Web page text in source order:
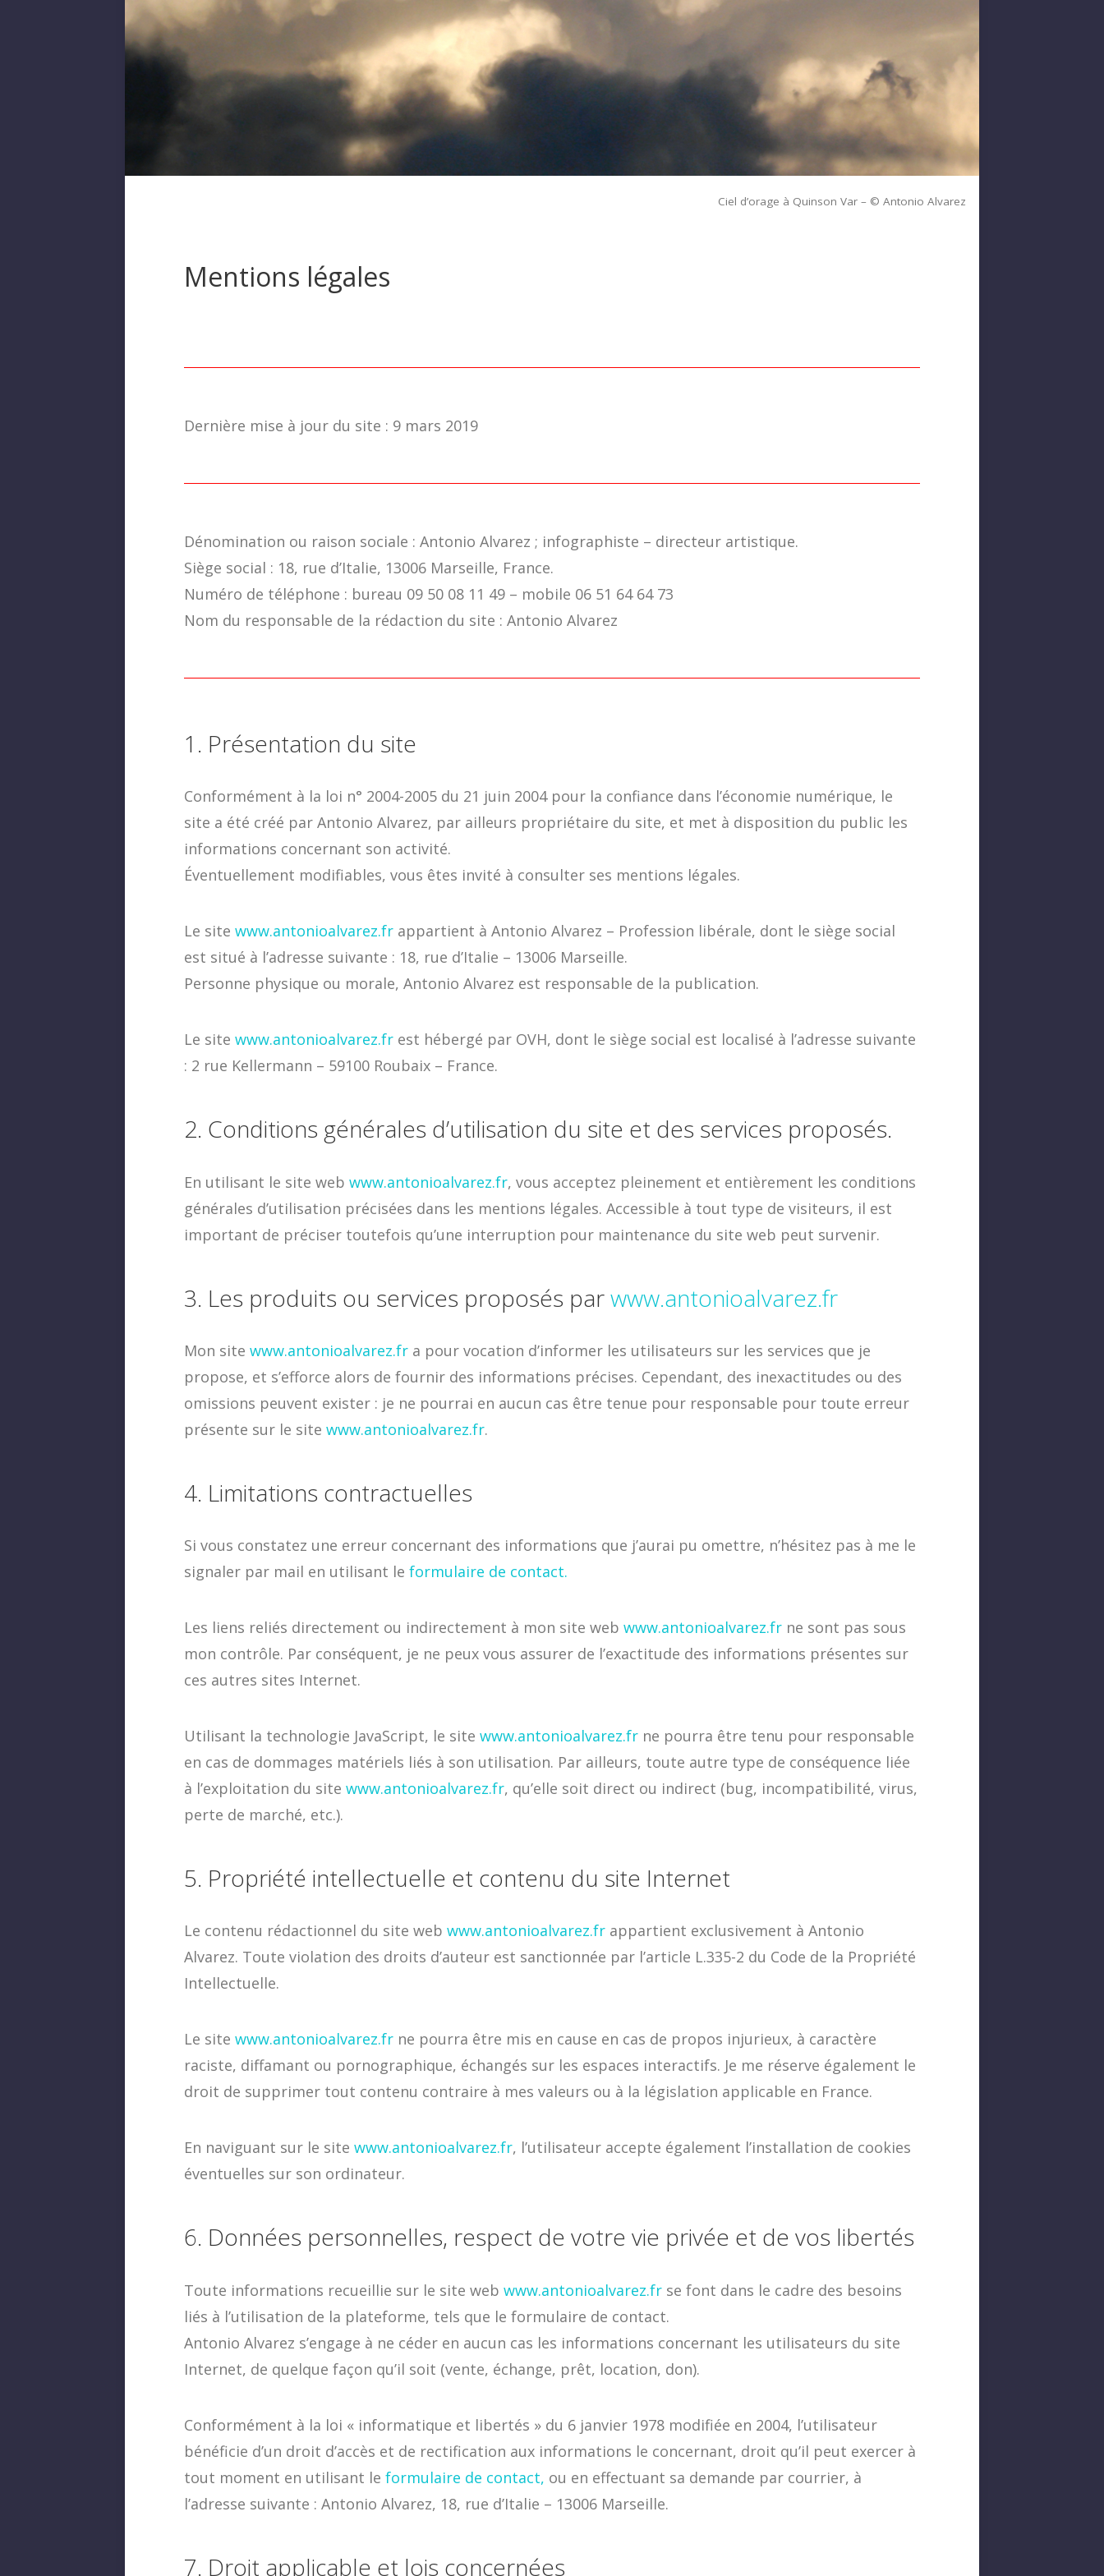
Ciel d’orage à Quinson Var – © Antonio Alvarez
Mentions légales
Dernière mise à jour du site : 9 mars 2019
Dénomination ou raison sociale : Antonio Alvarez ; infographiste – directeur artistique.
Siège social : 18, rue d’Italie, 13006 Marseille, France.
Numéro de téléphone : bureau 09 50 08 11 49 – mobile 06 51 64 64 73
Nom du responsable de la rédaction du site : Antonio Alvarez
1. Présentation du site
Conformément à la loi n° 2004-2005 du 21 juin 2004 pour la confiance dans l’économie numérique, le
site a été créé par Antonio Alvarez, par ailleurs propriétaire du site, et met à disposition du public les
informations concernant son activité.
Éventuellement modifiables, vous êtes invité à consulter ses mentions légales.
Le site www.antonioalvarez.fr appartient à Antonio Alvarez – Profession libérale, dont le siège social
est situé à l’adresse suivante : 18, rue d’Italie – 13006 Marseille.
Personne physique ou morale, Antonio Alvarez est responsable de la publication.
Le site www.antonioalvarez.fr est hébergé par OVH, dont le siège social est localisé à l’adresse suivante
: 2 rue Kellermann – 59100 Roubaix – France.
2. Conditions générales d’utilisation du site et des services proposés.
En utilisant le site web www.antonioalvarez.fr, vous acceptez pleinement et entièrement les conditions
générales d’utilisation précisées dans les mentions légales. Accessible à tout type de visiteurs, il est
important de préciser toutefois qu’une interruption pour maintenance du site web peut survenir.
3. Les produits ou services proposés parwww.antonioalvarez.fr
Mon site www.antonioalvarez.fr a pour vocation d’informer les utilisateurs sur les services que je
propose, et s’efforce alors de fournir des informations précises. Cependant, des inexactitudes ou des
omissions peuvent exister : je ne pourrai en aucun cas être tenue pour responsable pour toute erreur
présente sur le site www.antonioalvarez.fr.
4. Limitations contractuelles
Si vous constatez une erreur concernant des informations que j’aurai pu omettre, n’hésitez pas à me le
signaler par mail en utilisant le formulaire de contact.
Les liens reliés directement ou indirectement à mon site web www.antonioalvarez.fr ne sont pas sous
mon contrôle. Par conséquent, je ne peux vous assurer de l’exactitude des informations présentes sur
ces autres sites Internet.
Utilisant la technologie JavaScript, le site www.antonioalvarez.fr ne pourra être tenu pour responsable
en cas de dommages matériels liés à son utilisation. Par ailleurs, toute autre type de conséquence liée
à l’exploitation du site www.antonioalvarez.fr, qu’elle soit direct ou indirect (bug, incompatibilité, virus,
perte de marché, etc.).
5. Propriété intellectuelle et contenu du site Internet
Le contenu rédactionnel du site web www.antonioalvarez.fr appartient exclusivement à Antonio
Alvarez. Toute violation des droits d’auteur est sanctionnée par l’article L.335-2 du Code de la Propriété
Intellectuelle.
Le site www.antonioalvarez.fr ne pourra être mis en cause en cas de propos injurieux, à caractère
raciste, diffamant ou pornographique, échangés sur les espaces interactifs. Je me réserve également le
droit de supprimer tout contenu contraire à mes valeurs ou à la législation applicable en France.
En naviguant sur le site www.antonioalvarez.fr, l’utilisateur accepte également l’installation de cookies
éventuelles sur son ordinateur.
6. Données personnelles, respect de votre vie privée et de vos libertés
Toute informations recueillie sur le site web www.antonioalvarez.fr se font dans le cadre des besoins
liés à l’utilisation de la plateforme, tels que le formulaire de contact.
Antonio Alvarez s’engage à ne céder en aucun cas les informations concernant les utilisateurs du site
Internet, de quelque façon qu’il soit (vente, échange, prêt, location, don).
Conformément à la loi « informatique et libertés » du 6 janvier 1978 modifiée en 2004, l’utilisateur
bénéficie d’un droit d’accès et de rectification aux informations le concernant, droit qu’il peut exercer à
tout moment en utilisant le formulaire de contact, ou en effectuant sa demande par courrier, à
l’adresse suivante : Antonio Alvarez, 18, rue d’Italie – 13006 Marseille.
7. Droit applicable et lois concernées